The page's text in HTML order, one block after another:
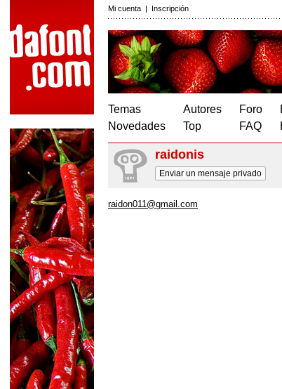
Mi cuenta | Inscripción
Temas
Novedades
Autores
Top
Foro
FAQ
raidonis
Enviar un mensaje privado
raidon011@gmail.com